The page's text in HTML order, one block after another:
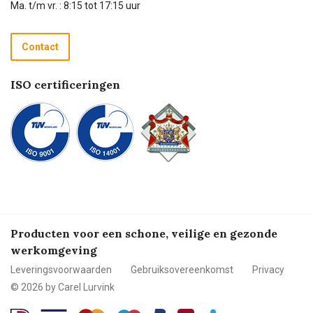
Technische dienst
Recycle programma
Betalen
Ma. t/m vr. : 8:15 tot 17:15 uur
Contact
ISO certificeringen
Producten voor een schone, veilige en gezonde
werkomgeving
Leveringsvoorwaarden Gebruiksovereenkomst
Privacy
© 2026 by Carel Lurvink